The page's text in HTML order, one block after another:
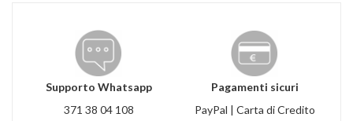
Supporto Whatsapp
371 38 04 108
Pagamenti sicuri
PayPal | Carta di Credito